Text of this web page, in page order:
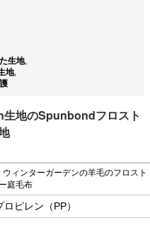
生地,
地,
地のSpunbondフロスト
ウィンターガーデンの羊毛のフロスト
庭毛布
ピレン（PP）